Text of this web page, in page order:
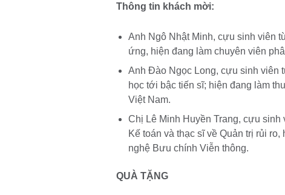
Thông tin khách mời:
Anh Ngô Nhật Minh, cựu sinh viên
ứng, hiện đang làm chuyên viên
Anh Đào Ngọc Long, cựu sinh viên
học tới bậc tiến sĩ; hiện đang làm
Việt Nam.
Chị Lê Minh Huyền Trang, cựu
Kế toán và thạc sĩ về Quản trị rủi
nghệ Bưu chính Viễn thông.
QUÀ TẶNG